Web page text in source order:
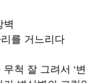
벽
를 거느리다
무척 잘 그려서 ‘